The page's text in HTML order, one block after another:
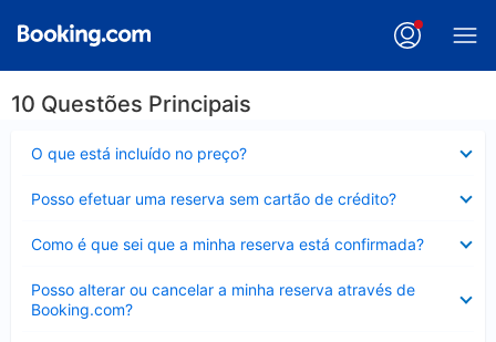
10 Questões Principais
O que está incluído no preço?
fechado
Posso efetuar uma reserva sem cartão de crédito?
fechado
Como é que sei que a minha reserva está confirmada?
fechado
Posso alterar ou cancelar a minha reserva através de
Booking.com?
fechado